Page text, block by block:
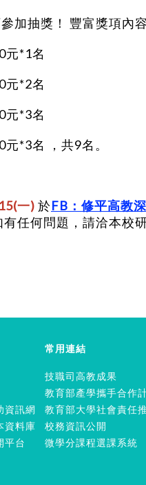
加抽獎！ 豐富獎項內容
元*1名
元*2名
元*3名
*3名 ，共9名。
一) 於FB：修平高教
有任何問題，請洽本校
資訊網
資料庫
平台
常用連結
技職司高教成果
教育部產學攜手合作
教育部大學社會責任
校務資訊公開
微學分課程選課系統